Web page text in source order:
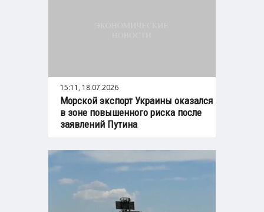
15:11, 18.07.2026
Морской экспорт Украины оказался
в зоне повышенного риска после
заявлений Путина